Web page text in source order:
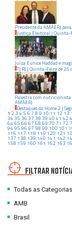
Presidente da AMAERJ
Justiça Eleitoral | Quinta-
Juíza Eunice Haddad e
TJ RJ | Quinta-Feirade25
Palestra com
AMAERJ
Destaques da Home 2 |
1 2 3 4 5 67 8 9 10 11 12 13
34 35 36 37 38 39 40 41 42
64 65 66 67 68 69 70 71 72
94 95 96 97 98 99 100 101
116 117 118 119 120 121
137 138 139 140 141 142
158 159 160 161 162 163
FILTRAR
Todas as Categorias
AMB
Brasil